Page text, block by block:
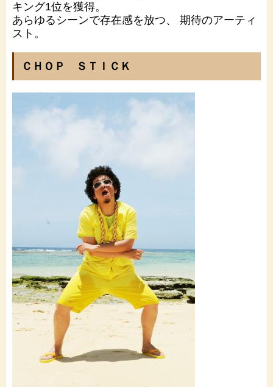
キング1位を獲得。
あらゆるシーンで存在感を放つ、 期待のアーティ
スト。
ＣＨＯＰ ＳＴＩＣＫ